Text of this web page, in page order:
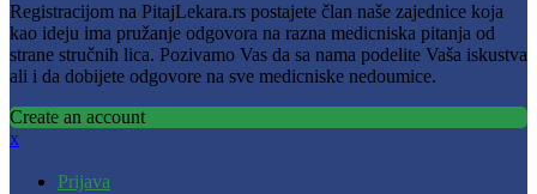
Registracijom na PitajLekara.rs postajete član naše zajednice koja
kao ideju ima pružanje odgovora na razna medicniska pitanja od
strane stručnih lica. Pozivamo Vas da sa nama podelite Vaša iskustva
ali i da dobijete odgovore na sve medicniske nedoumice.
Create an account
x
Prijava